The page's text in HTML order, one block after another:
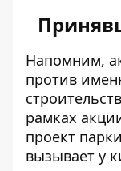
Напомним,
против
рамках
проект
вызывает у